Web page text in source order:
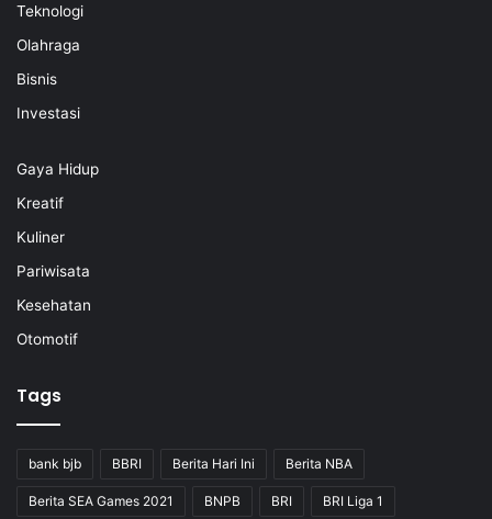
Teknologi
Olahraga
Bisnis
Investasi
Gaya Hidup
Kreatif
Kuliner
Pariwisata
Kesehatan
Otomotif
Tags
bank bjb BBRI Berita Hari Ini Berita NBA
Berita SEA Games 2021 BNPB BRI BRI Liga 1